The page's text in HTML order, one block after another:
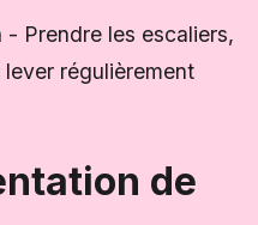
- Prendre les escaliers,
régulièrement
de